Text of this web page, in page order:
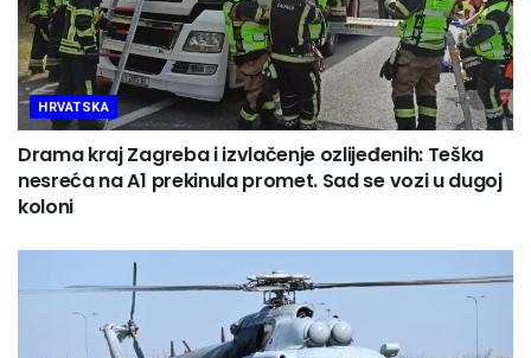
HRVATSKA
Drama kraj Zagreba i izvlačenje ozlijeđenih: Teška
nesreća na A1 prekinula promet. Sad se vozi u dugoj
koloni